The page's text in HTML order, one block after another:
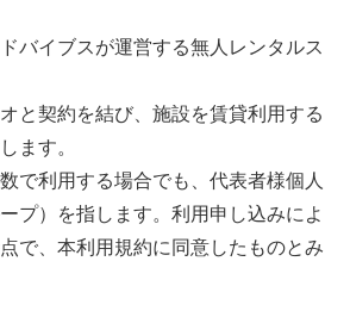
バイブスが運営する無人レンタルス
と契約を結び、施設を賃貸利用する
ます。
で利用する場合でも、代表者様個人
プ）を指します。利用申し込みによ
で、本利用規約に同意したものとみ